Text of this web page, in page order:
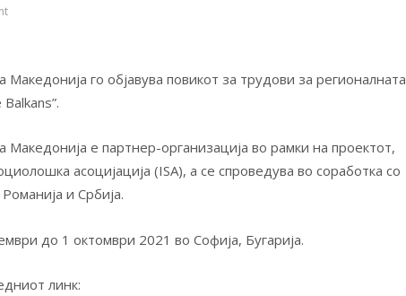
го објавува повикот за трудови за регионалната
е партнер-организација во рамки на проектот,
асоцијација (ISA), а се спроведува во соработка со
и Србија.
до 1 октомври 2021 во Софија, Бугарија.
линк: